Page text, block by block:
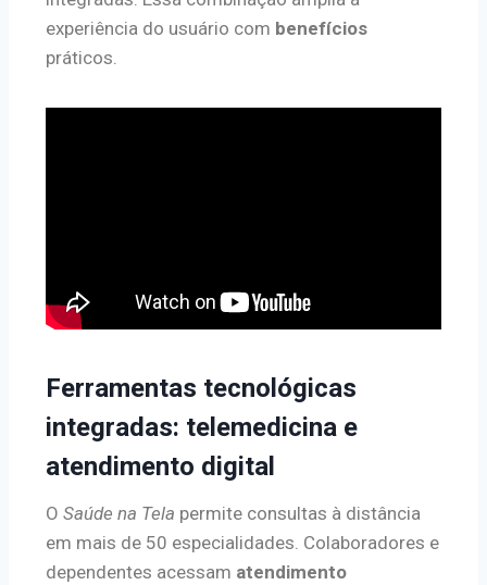
experiência do usuário com benefícios
práticos.
Ferramentas tecnológicas
integradas: telemedicina e
atendimento digital
O Saúde na Tela permite consultas à distância
em mais de 50 especialidades. Colaboradores e
dependentes acessam atendimento